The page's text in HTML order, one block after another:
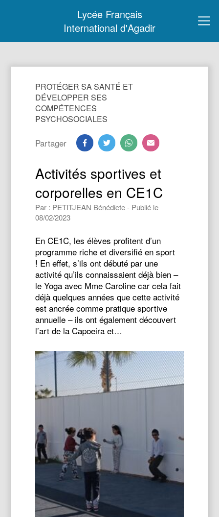
Lycée Français
International d'Agadir
PROTÉGER SA SANTÉ ET
DÉVELOPPER SES
COMPÉTENCES
PSYCHOSOCIALES
Partager
Activités sportives et
corporelles en CE1C
Par : PETITJEAN Bénédicte - Publié le
08/02/2023
En CE1C, les élèves profitent d’un
programme riche et diversifié en sport
! En effet, s’ils ont débuté par une
activité qu’ils connaissaient déjà bien –
le Yoga avec Mme Caroline car cela fait
déjà quelques années que cette activité
est ancrée comme pratique sportive
annuelle – ils ont également découvert
l’art de la Capoeira et…